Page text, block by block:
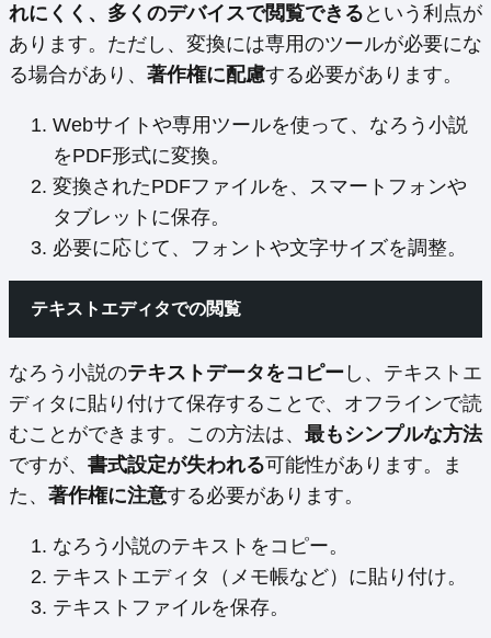
れにくく、多くのデバイスで閲覧できる という利点が
あります。ただし、変換には専用のツールが必要にな
る場合があり、 著作権に配慮する必要があります。
Webサイトや専用ツールを使って、なろう小説
をPDF形式に変換。
変換されたPDFファイルを、スマートフォンや
タブレットに保存。
必要に応じて、フォントや文字サイズを調整。
テキストエディタでの閲覧
なろう小説のテキストデータをコピー し、テキストエ
ディタに貼り付けて保存することで、オフラインで読
むことができます。この方法は、 最もシンプルな方法
ですが、 書式設定が失われる可能性があります。ま
た、 著作権に注意する必要があります。
なろう小説のテキストをコピー。
テキストエディタ（メモ帳など）に貼り付け。
テキストファイルを保存。